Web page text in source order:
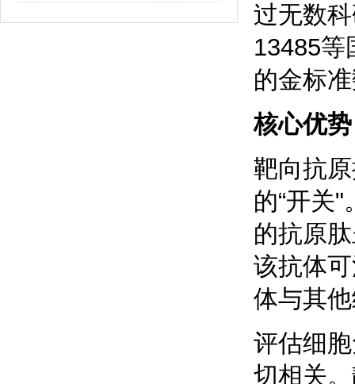
过无数
13485等
的金标
核心优
靶向抗
的“开关
的抗原
该抗体
体与其
评估细
切相关